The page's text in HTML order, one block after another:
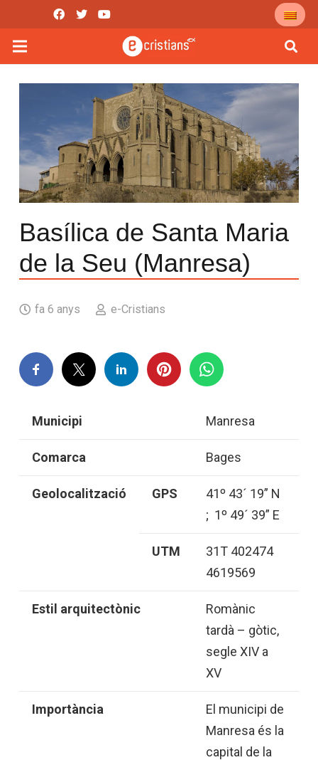
Basílica de Santa Maria
de la Seu (Manresa)
fa 6 anys e-Cristians
Municipi Manresa
Comarca Bages
Geolocalització GPS
41º 43´ 19” N
; 1º 49´ 39” E
UTM
31T 402474
4619569
Estil arquitectònic
Romànic
tardà – gòtic,
segle XIV a
XV
Importància
El municipi de
Manresa és la
capital de la